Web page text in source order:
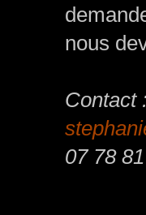
nous
Contact :
07 78